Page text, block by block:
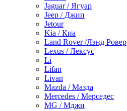
Jaguar / Ягуар
Jeep / Джип
Jetour
Kia / Киа
Land Rover /Лэнд Ровер
Lexus / Лексус
Li
Lifan
Livan
Mazda / Мазда
Mercedes / Мерседес
MG / Мджи